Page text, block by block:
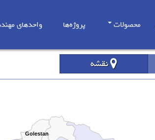
محصولات پروژه‌ها واحدهای
نقشه
Golestan